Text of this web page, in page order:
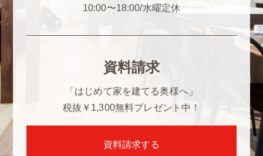
10:00〜18:00/水曜定休
資料請求
「はじめて家を建てる奥様へ」
税抜￥1,300無料プレゼント中！
資料請求する